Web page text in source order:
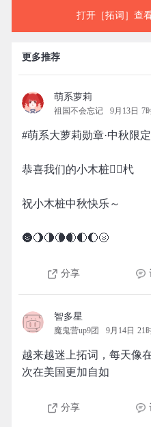
打开［拓词］查
更多推荐
萌系萝莉
祖国不会忘记 9月13日 7
#萌系大萝莉勋章·中秋限
恭喜我们的小木桩👉🏻杙
祝小木桩中秋快乐～
🌚🌖🌗🌘🌒🌓🌔🌝
分享
智多星
魔鬼营up9团 9月14日 21
越来越迷上拓词，每天像
次在美国更加自如
分享